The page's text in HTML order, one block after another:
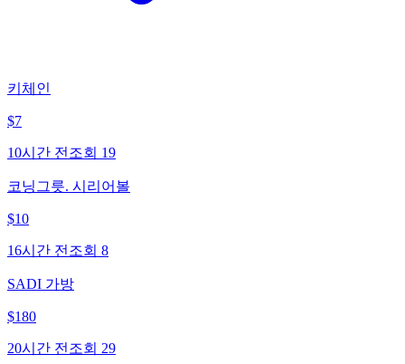
키체인
$7
10시간 전 조회 19
코닝그릇. 시리어볼
$10
16시간 전 조회 8
SADI 가방
$180
20시간 전 조회 29